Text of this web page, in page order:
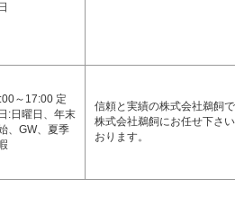
～17:00 定
:日曜日、年末
、GW、夏季
信頼と実績の株式会社鵜飼
株式会社鵜飼にお任せ下さ
おります。